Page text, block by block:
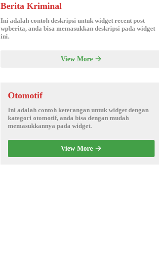
Berita Kriminal
Ini adalah contoh deskripsi untuk widget recent post
wpberita, anda bisa memasukkan deskripsi pada widget
ini.
View More
Otomotif
Ini adalah contoh keterangan untuk widget dengan
kategori otomotif, anda bisa dengan mudah
memasukkannya pada widget.
View More